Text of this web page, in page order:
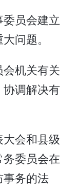
员会建立
问题。
机关有关
调解决有
会和县级
委员会在
务的法